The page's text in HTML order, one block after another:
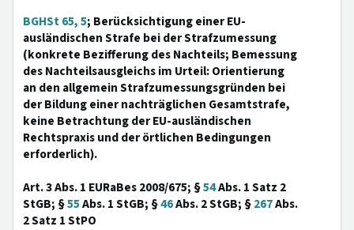
BGHSt 65, 5; Berücksichtigung einer EU-
ausländischen Strafe bei der Strafzumessung
(konkrete Bezifferung des Nachteils; Bemessung
des Nachteilsausgleichs im Urteil: Orientierung
an den allgemein Strafzumessungsgründen bei
der Bildung einer nachträglichen Gesamtstrafe,
keine Betrachtung der EU-ausländischen
Rechtspraxis und der örtlichen Bedingungen
erforderlich).
Art. 3 Abs. 1 EURaBes 2008/675; §54Abs. 1 Satz 2
StGB; §55Abs. 1 StGB; §46Abs. 2 StGB; §267Abs.
2 Satz 1 StPO